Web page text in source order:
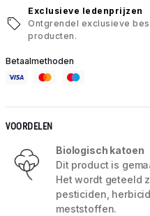
Exclusieve ledenprijzen
Ontgrendel exclusieve
producten.
Betaalmethoden
VOORDELEN
Biologisch katoen
Dit product is
Het wordt geteeld
pesticiden,
meststoffen.